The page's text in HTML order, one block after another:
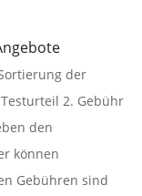
der
2. Gebühr
den
können
Gebühren sind